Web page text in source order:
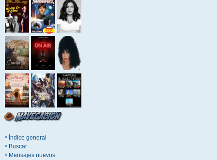
Índice general
Buscar
Mensajes nuevos